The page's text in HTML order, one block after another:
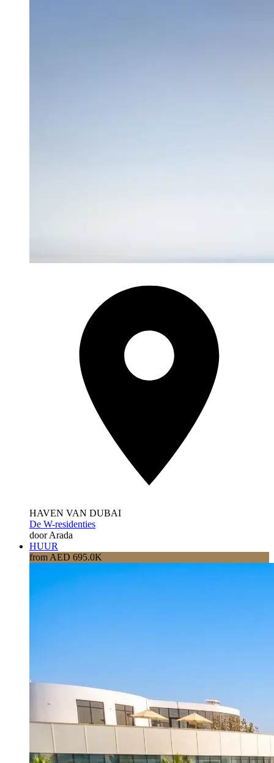
HAVEN VAN DUBAI
De W-residenties
door Arada
HUUR
from AED 695.0K